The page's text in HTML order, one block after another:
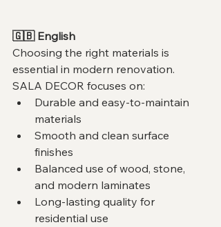
🇬🇧 English
Choosing the right materials is
essential in modern renovation.
SALA DECOR focuses on:
Durable and easy-to-maintain
materials
Smooth and clean surface
finishes
Balanced use of wood, stone,
and modern laminates
Long-lasting quality for
residential use